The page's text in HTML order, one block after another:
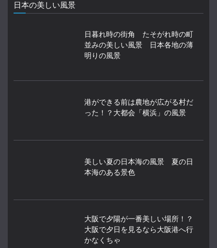
日本の美しい風景
日暮れ時の街角 たそがれ時の町
並みの美しい風景 日本各地の薄
明りの風景
港ができる前は農地が広がる村だ
った！？大都会「横浜」の風景
美しい夏の日本海の風景 夏の日
本海のある景色
大阪で夕陽が一番美しい場所！？
大阪で夕日を見るなら大阪港へ行
かなくちゃ